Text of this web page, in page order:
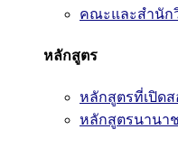
คณะและสำนัก
หลักสูตร
หลักสูตรที่เปิด
หลักสูตรนานา